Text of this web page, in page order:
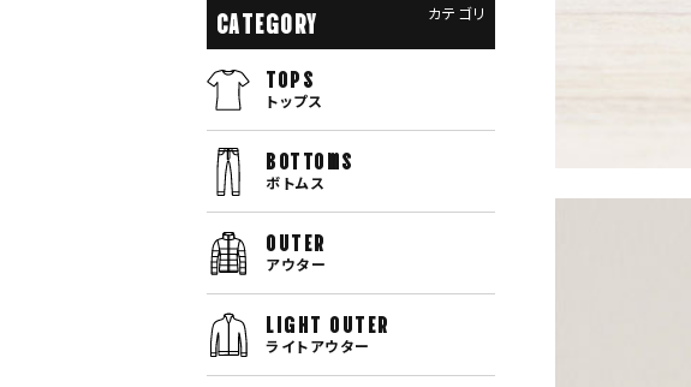
CATEGORY カテゴリ
TOPS
トップス
bottoms
ボトムス
OUTER
アウター
LIGHT OUTER
ライトアウター